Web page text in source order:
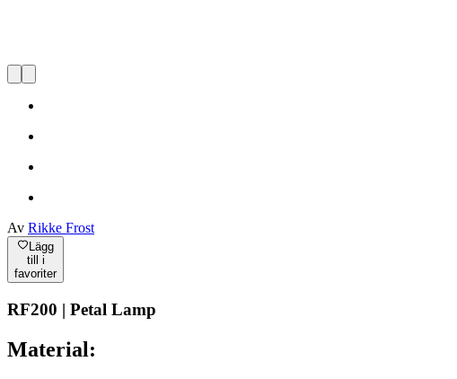
Av Rikke Frost
Lägg
till i
favoriter
RF200 | Petal Lamp
Material: